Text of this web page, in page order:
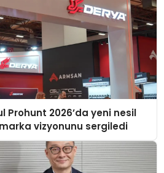
Prohunt 2026’da yeni nesil
vizyonunu sergiledi